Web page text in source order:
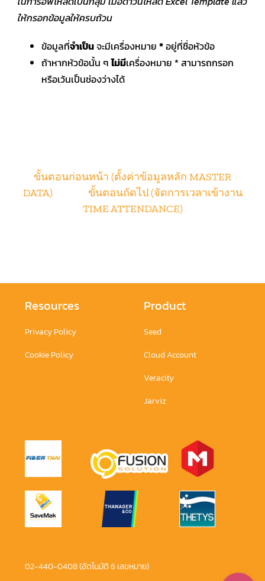
ให้กรอกข้อมูลให้ครบถ้วน
ข้อมูลที่จำเป็นจะมีเครื่องหมาย *อยู่ที่ชื่อหัวข้อ
ถ้าหากหัวข้อนั้น ๆไม่มีเครื่องหมาย * สามารถกรอก
หรือเว้นเป็นช่องว่างได้
ขั้นตอนก่อนหน้า (ตั้งค่าข้อมูลหลัก MASTER
DATA)
ขั้นตอนถัดไป (จัดการเวลาเข้างาน
TIME ATTENDANCE)
Resources
Privacy Policy
Cookie Policy
Product
Seed
Cloud Account
Veracity
Jarviz
02-440-0408 (อัตโนมัติ 6 เลขหมาย)